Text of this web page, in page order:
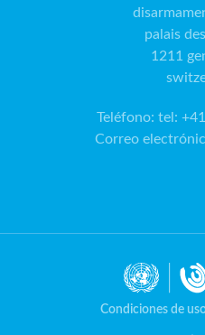
palais
1211
Teléfono: tel:
Correo
Condiciones de